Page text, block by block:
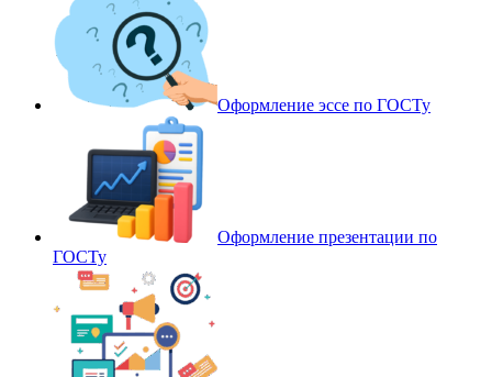
Оформление эссе по ГОСТу
Оформление презентации по
ГОСТу